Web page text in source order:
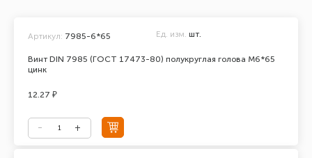
Винт DIN 7985 (ГОСТ 17473-80) полукруглая голова М6*65
цинк
Артикул: 7985-6*65 Ед. изм. шт.
12.27 ₽